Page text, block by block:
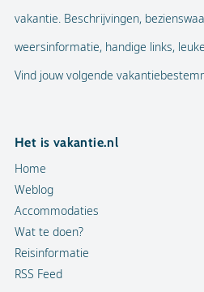
vakantie. Beschrijvingen,
weersinformatie, handige links,
Vind jouw volgende
Het is vakantie.nl
Home
Weblog
Accommodaties
Wat te doen?
Reisinformatie
RSS Feed